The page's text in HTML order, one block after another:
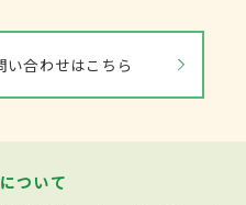
い合わせはこちら
ついて